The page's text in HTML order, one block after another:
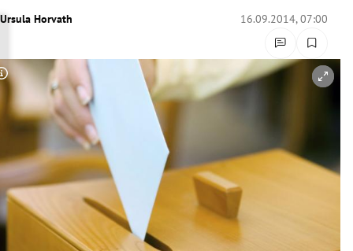
Untermenü
Untermenü
Untermenü
Untermenü
Untermenü
Untermenü
Ursula Horvath 16.09.2014, 07:00
Copyright-Hinweis öffnen/schließen